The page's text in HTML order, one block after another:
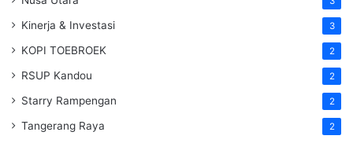
Kinerja & Investasi 3
KOPI TOEBROEK 2
RSUP Kandou 2
Starry Rampengan 2
Tangerang Raya 2